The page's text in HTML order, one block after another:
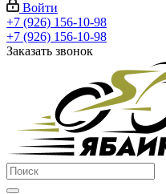
Войти
+7 (926) 156-10-98
+7 (926) 156-10-98
Заказать звонок